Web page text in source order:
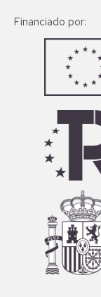
Financiado por: